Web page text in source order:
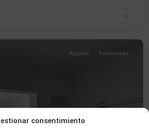
consentimiento
Alquiler Reformado